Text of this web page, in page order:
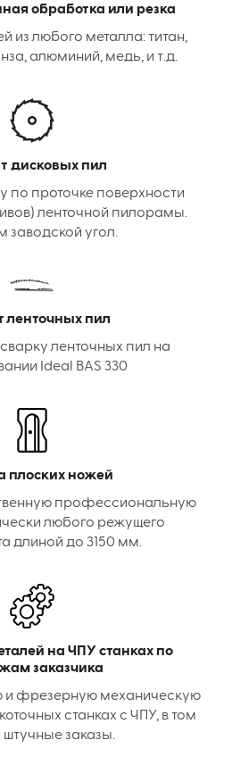
обработка или резка
из любого металла: титан,
алюминий, медь, и т.д.
дисковых пил
по проточке поверхности
ленточной пилорамы.
заводской угол.
ленточных пил
ленточных пил на
Ideal BAS 330
плоских ножей
профессиональную
любого режущего
длиной до 3150 мм.
на ЧПУ станках по
заказчика
и фрезерную механическую
станках с ЧПУ, в том
штучные заказы.